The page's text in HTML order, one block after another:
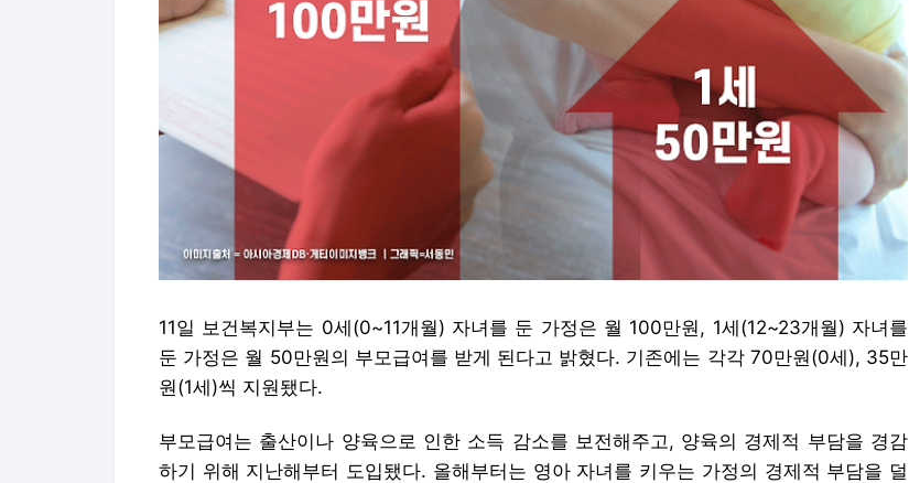
11일 보건복지부는 0세(0~11개월) 자녀를 둔 가정은 월 100만원, 1세(12~23개월) 자녀를
둔 가정은 월 50만원의 부모급여를 받게 된다고 밝혔다. 기존에는 각각 70만원(0세), 35만
원(1세)씩 지원됐다.
부모급여는 출산이나 양육으로 인한 소득 감소를 보전해주고, 양육의 경제적 부담을 경감
하기 위해 지난해부터 도입됐다. 올해부터는 영아 자녀를 키우는 가정의 경제적 부담을 덜